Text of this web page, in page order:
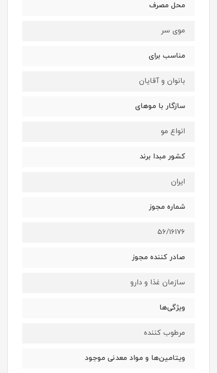
محل مصرف
موی سر
مناسب برای
بانوان و آقایان
سازگار با موهای
انواع مو
کشور مبدا برند
ایران
شماره مجوز
56/16176
صادر کننده مجوز
سازمان غذا و دارو
ویژگی‌ها
مرطوب کننده
ویتامین‌ها و مواد معدنی موجود